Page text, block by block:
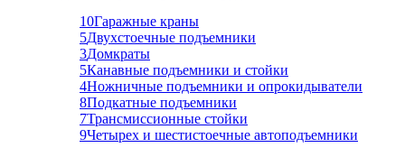
10Гаражные краны
5Двухстоечные подъемники
3Домкраты
5Канавные подъемники и стойки
4Ножничные подъемники и опрокидыватели
8Подкатные подъемники
7Трансмиссионные стойки
9Четырех и шестистоечные автоподъемники